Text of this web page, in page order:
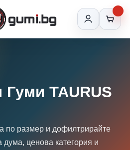
Гуми TAURUS
по размер и дофилтрирайте
дума, ценова категория и